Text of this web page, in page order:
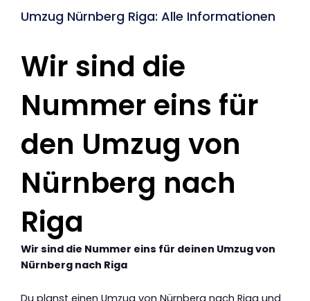
Umzug Nürnberg Riga: Alle Informationen
Wir sind die
Nummer eins für
den Umzug von
Nürnberg nach
Riga
Wir sind die Nummer eins für deinen Umzug von
Nürnberg nach Riga